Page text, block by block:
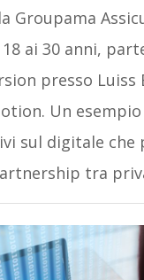
Groupama
ai 30 anni,
presso Luiss
Un
sul digitale che
tra